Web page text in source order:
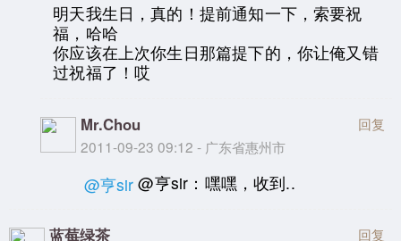
明天我生日，真的！提前通知一下，索要祝
福，哈哈
你应该在上次你生日那篇提下的，你让俺又错
过祝福了！哎
Mr.Chou
2011-09-23 09:12 - 广东省惠州市
回复
@亨sir @亨sir：嘿嘿，收到..
蓝莓绿茶 回复